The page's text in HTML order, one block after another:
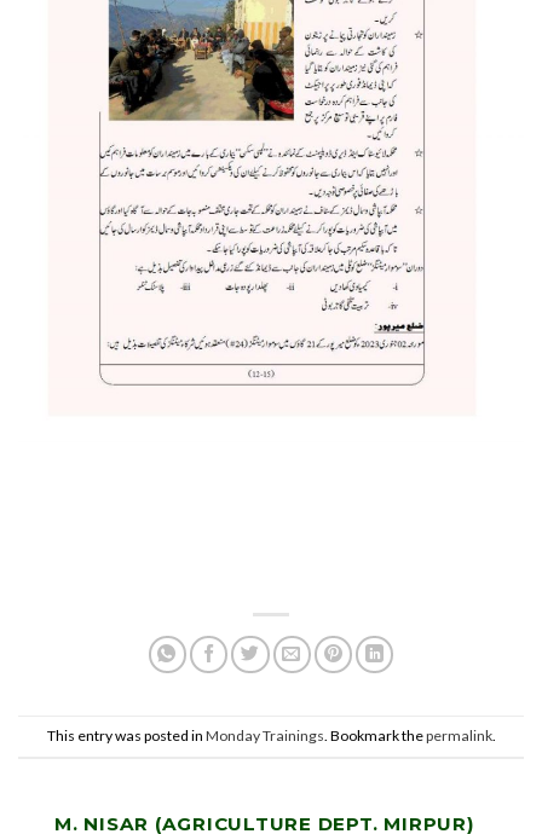
This entry was posted in Monday Trainings. Bookmark thepermalink.
M. NISAR (AGRICULTURE DEPT. MIRPUR)